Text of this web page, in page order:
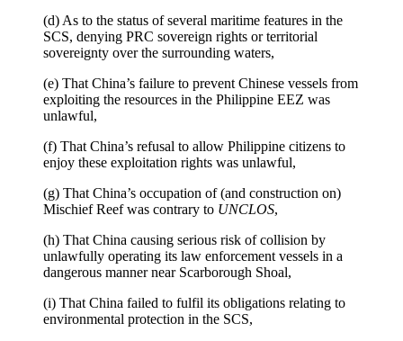
(d) As to the status of several maritime features in the
SCS, denying PRC sovereign rights or territorial
sovereignty over the surrounding waters,
(e) That China’s failure to prevent Chinese vessels from
exploiting the resources in the Philippine EEZ was
unlawful,
(f) That China’s refusal to allow Philippine citizens to
enjoy these exploitation rights was unlawful,
(g) That China’s occupation of (and construction on)
Mischief Reef was contrary to UNCLOS,
(h) That China causing serious risk of collision by
unlawfully operating its law enforcement vessels in a
dangerous manner near Scarborough Shoal,
(i) That China failed to fulfil its obligations relating to
environmental protection in the SCS,